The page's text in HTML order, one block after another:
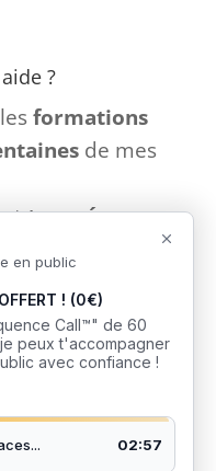
?
formations
de mes
ettournéesvers
et